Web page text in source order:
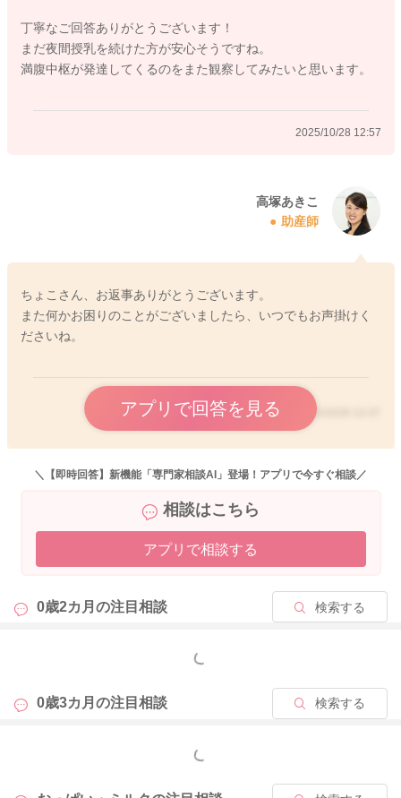
→最低4〜5時間程度で授乳していただくのが良いと思います
が、前述しましたように、2〜3ヶ月を過ぎれば、次第にお子さ
んの満腹中枢が発達してくる時期なので、満腹中枢が発達し
③起きるまで待ってもいい場合は授乳回数がへってしまいます
をみていただき、体重増加が緩やかになったり、おしっこが減
ってくるようであれば、1回量を増やす目安となさってください
2025/10/27 8:12
丁寧なご回答ありがとうございます！
まだ夜間授乳を続けた方が安心そうですね。
満腹中枢が発達してくるのをまた観察してみたいと思います。
2025/10/28 12:57
高塚あきこ
助産師
ちょこさん、お返事ありがとうございます。
また何かお困りのことがございましたら、いつでもお声掛けく
ださいね。
アプリで回答を見る 2025/10/28 13:37
＼【即時回答】新機能「専門家相談AI」登場！アプリで今すぐ相談／
相談はこちら
アプリで相談する
0歳2カ月の注目相談 検索する
もっと見る
0歳3カ月の注目相談 検索する
もっと見る